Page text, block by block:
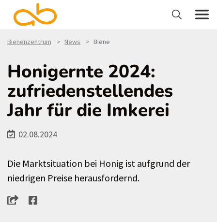
Bienenzentrum News Biene
Honigernte 2024:
zufriedenstellendes
Jahr für die Imkerei
02.08.2024
Die Marktsituation bei Honig ist aufgrund der
niedrigen Preise herausfordernd.